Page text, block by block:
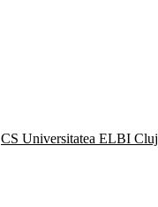
CS Universitatea ELBI Cluj